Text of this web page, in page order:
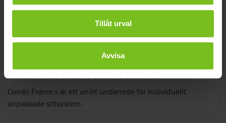
Tillåt urval
Avvisa
Underrede R82 Combi Frame:x
Combi Frame:x är ett unikt underrede för individuellt
anpassade sittsystem.